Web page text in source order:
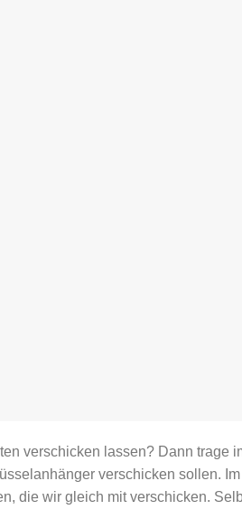
verschicken lassen? Dann trage
verschicken sollen. Im
die wir gleich mit verschicken.